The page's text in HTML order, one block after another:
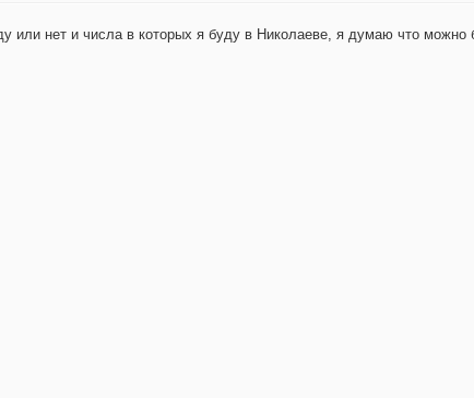
или нет и числа в которых я буду в Николаеве, я думаю что можно